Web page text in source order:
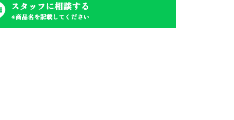
スタッフに相談する
※商品名を記載してください